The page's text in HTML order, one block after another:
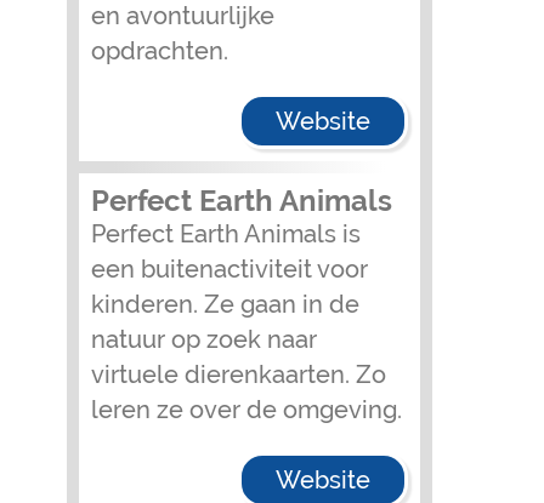
en avontuurlijke
opdrachten.
Website
Perfect Earth Animals
Perfect Earth Animals is
een buitenactiviteit voor
kinderen. Ze gaan in de
natuur op zoek naar
virtuele dierenkaarten. Zo
leren ze over de omgeving.
Website